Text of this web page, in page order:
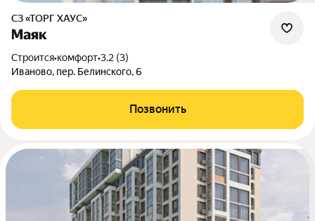
СЗ «ТОРГ ХАУС»
Маяк
Строится•комфорт•3.2 (3)
Иваново, пер. Белинского, 6
Позвонить